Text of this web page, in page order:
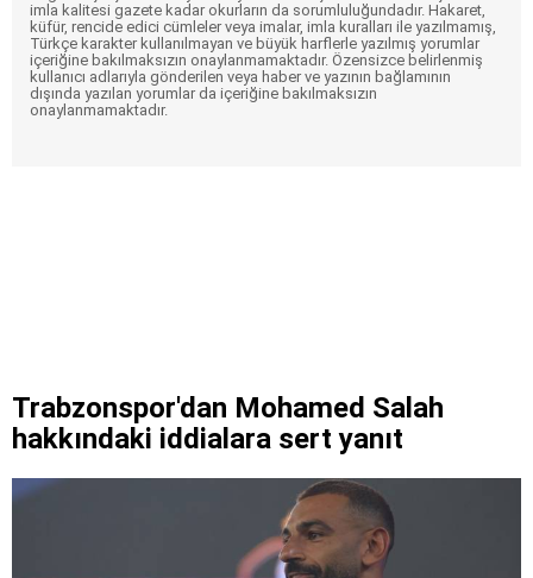
imla kalitesi gazete kadar okurların da sorumluluğundadır. Hakaret,
küfür, rencide edici cümleler veya imalar, imla kuralları ile yazılmamış,
Türkçe karakter kullanılmayan ve büyük harflerle yazılmış yorumlar
içeriğine bakılmaksızın onaylanmamaktadır. Özensizce belirlenmiş
kullanıcı adlarıyla gönderilen veya haber ve yazının bağlamının
dışında yazılan yorumlar da içeriğine bakılmaksızın
onaylanmamaktadır.
Trabzonspor'dan Mohamed Salah
hakkındaki iddialara sert yanıt